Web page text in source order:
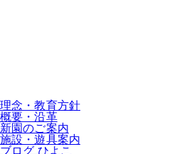
理念・教育方針
概要・沿革
新園のご案内
施設・遊具案内
ブログ ひよこ